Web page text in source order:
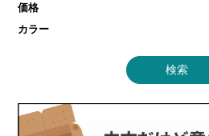
価格
カラー
検索